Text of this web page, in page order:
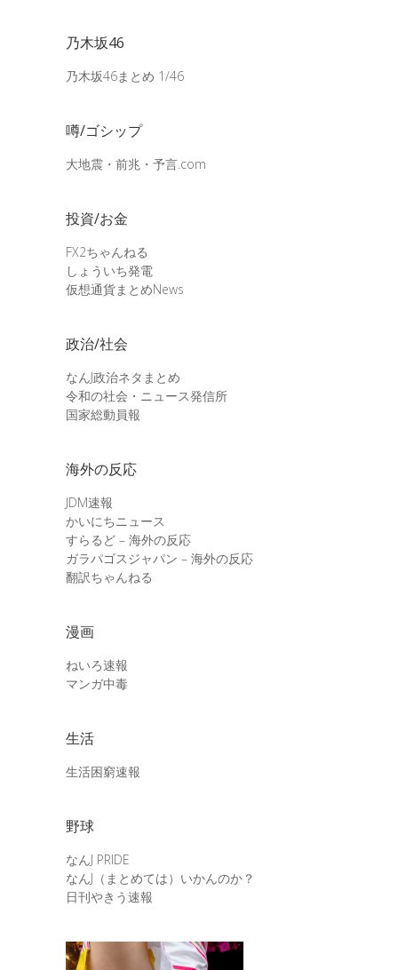
乃木坂46
乃木坂46まとめ 1/46
噂/ゴシップ
大地震・前兆・予言.com
投資/お金
FX2ちゃんねる
しょういち発電
仮想通貨まとめNews
政治/社会
なんJ政治ネタまとめ
令和の社会・ニュース発信所
国家総動員報
海外の反応
JDM速報
かいにちニュース
すらるど – 海外の反応
ガラパゴスジャパン – 海外の反応
翻訳ちゃんねる
漫画
ねいろ速報
マンガ中毒
生活
生活困窮速報
野球
なんJ PRIDE
なんJ（まとめては）いかんのか？
日刊やきう速報